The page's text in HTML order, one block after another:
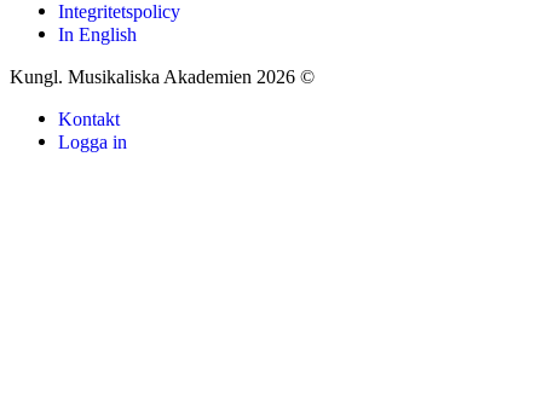
Integritetspolicy
In English
Kungl. Musikaliska Akademien 2026 ©
Kontakt
Logga in